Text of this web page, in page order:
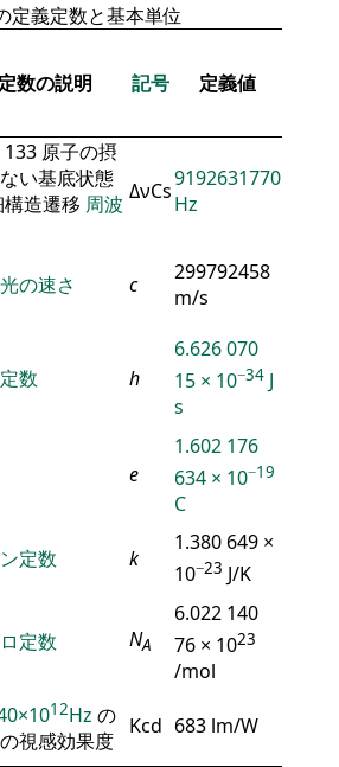
定義定数と基本単位
数の説明 記号 定義値
133 原子の摂
い基底状態
造遷移 周波 ΔνCs9192631770
Hz
の速さ c
299792458
m/s
数 h
6.626 070
15 × 10−34 J
s
e
1.602 176
634 × 10−19
C
定数 k
1.380 649 ×
10−23 J/K
定数 NA
6.022 140
76 × 1023
/mol
12Hz の
視感効果度
Kcd 683 lm/W